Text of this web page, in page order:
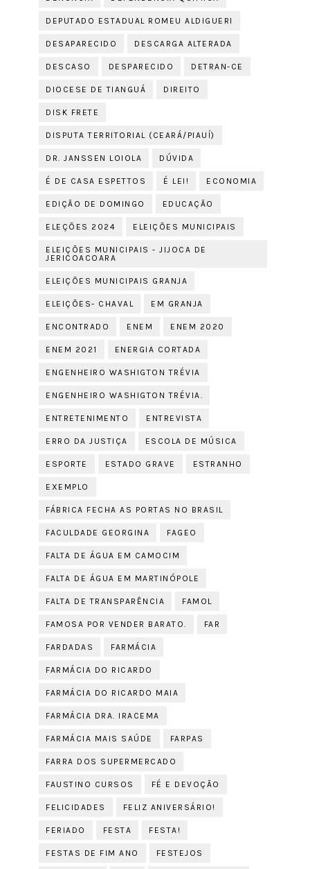
DEPUTADO ESTADUAL ROMEU ALDIGUERI
DESAPARECIDO DESCARGA ALTERADA
DESCASO DESPARECIDO DETRAN-CE
DIOCESE DE TIANGUÁ DIREITO
DISK FRETE
DISPUTA TERRITORIAL (CEARÁ/PIAUÍ)
DR. JANSSEN LOIOLA DÚVIDA
É DE CASA ESPETTOS É LEI! ECONOMIA
EDIÇÃO DE DOMINGO EDUCAÇÃO
ELEÇÕES 2024 ELEIÇÕES MUNICIPAIS
ELEIÇÕES MUNICIPAIS - JIJOCA DE
JERICOACOARA
ELEIÇÕES MUNICIPAIS GRANJA
ELEIÇÕES- CHAVAL EM GRANJA
ENCONTRADO ENEM ENEM 2020
ENEM 2021 ENERGIA CORTADA
ENGENHEIRO WASHIGTON TRÉVIA
ENGENHEIRO WASHIGTON TRÉVIA.
ENTRETENIMENTO ENTREVISTA
ERRO DA JUSTIÇA ESCOLA DE MÚSICA
ESPORTE ESTADO GRAVE ESTRANHO
EXEMPLO
FÁBRICA FECHA AS PORTAS NO BRASIL
FACULDADE GEORGINA FAGEO
FALTA DE ÁGUA EM CAMOCIM
FALTA DE ÁGUA EM MARTINÓPOLE
FALTA DE TRANSPARÊNCIA FAMOL
FAMOSA POR VENDER BARATO. FAR
FARDADAS FARMÁCIA
FARMÁCIA DO RICARDO
FARMÁCIA DO RICARDO MAIA
FARMÁCIA DRA. IRACEMA
FARMÁCIA MAIS SAÚDE FARPAS
FARRA DOS SUPERMERCADO
FAUSTINO CURSOS FÉ E DEVOÇÃO
FELICIDADES FELIZ ANIVERSÁRIO!
FERIADO FESTA FESTA!
FESTAS DE FIM ANO FESTEJOS